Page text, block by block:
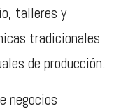
talleres y
tradicionales
de producción.
negocios